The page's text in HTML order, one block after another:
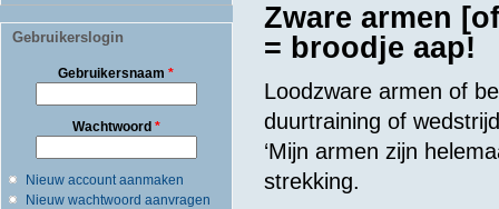
Gebruikerslogin
Gebruikersnaam*
Wachtwoord *
Nieuw account aanmaken
Nieuw wachtwoord aanvragen
Zware armen
= broodje aap!
Loodzware armen of
duurtraining of
‘Mijn armen zijn
strekking.